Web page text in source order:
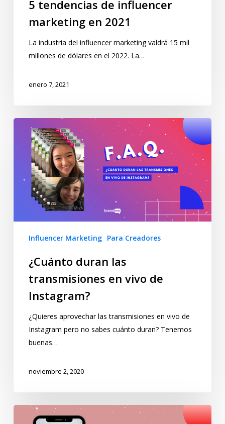
5 tendencias de influencer
marketing en 2021
La industria del influencer marketing valdrá 15 mil
millones de dólares en el 2022. La…
enero 7, 2021
Influencer Marketing Para Creadores
¿Cuánto duran las
transmisiones en vivo de
Instagram?
¿Quieres aprovechar las transmisiones en vivo de
Instagram pero no sabes cuánto duran? Tenemos
buenas…
noviembre 2, 2020